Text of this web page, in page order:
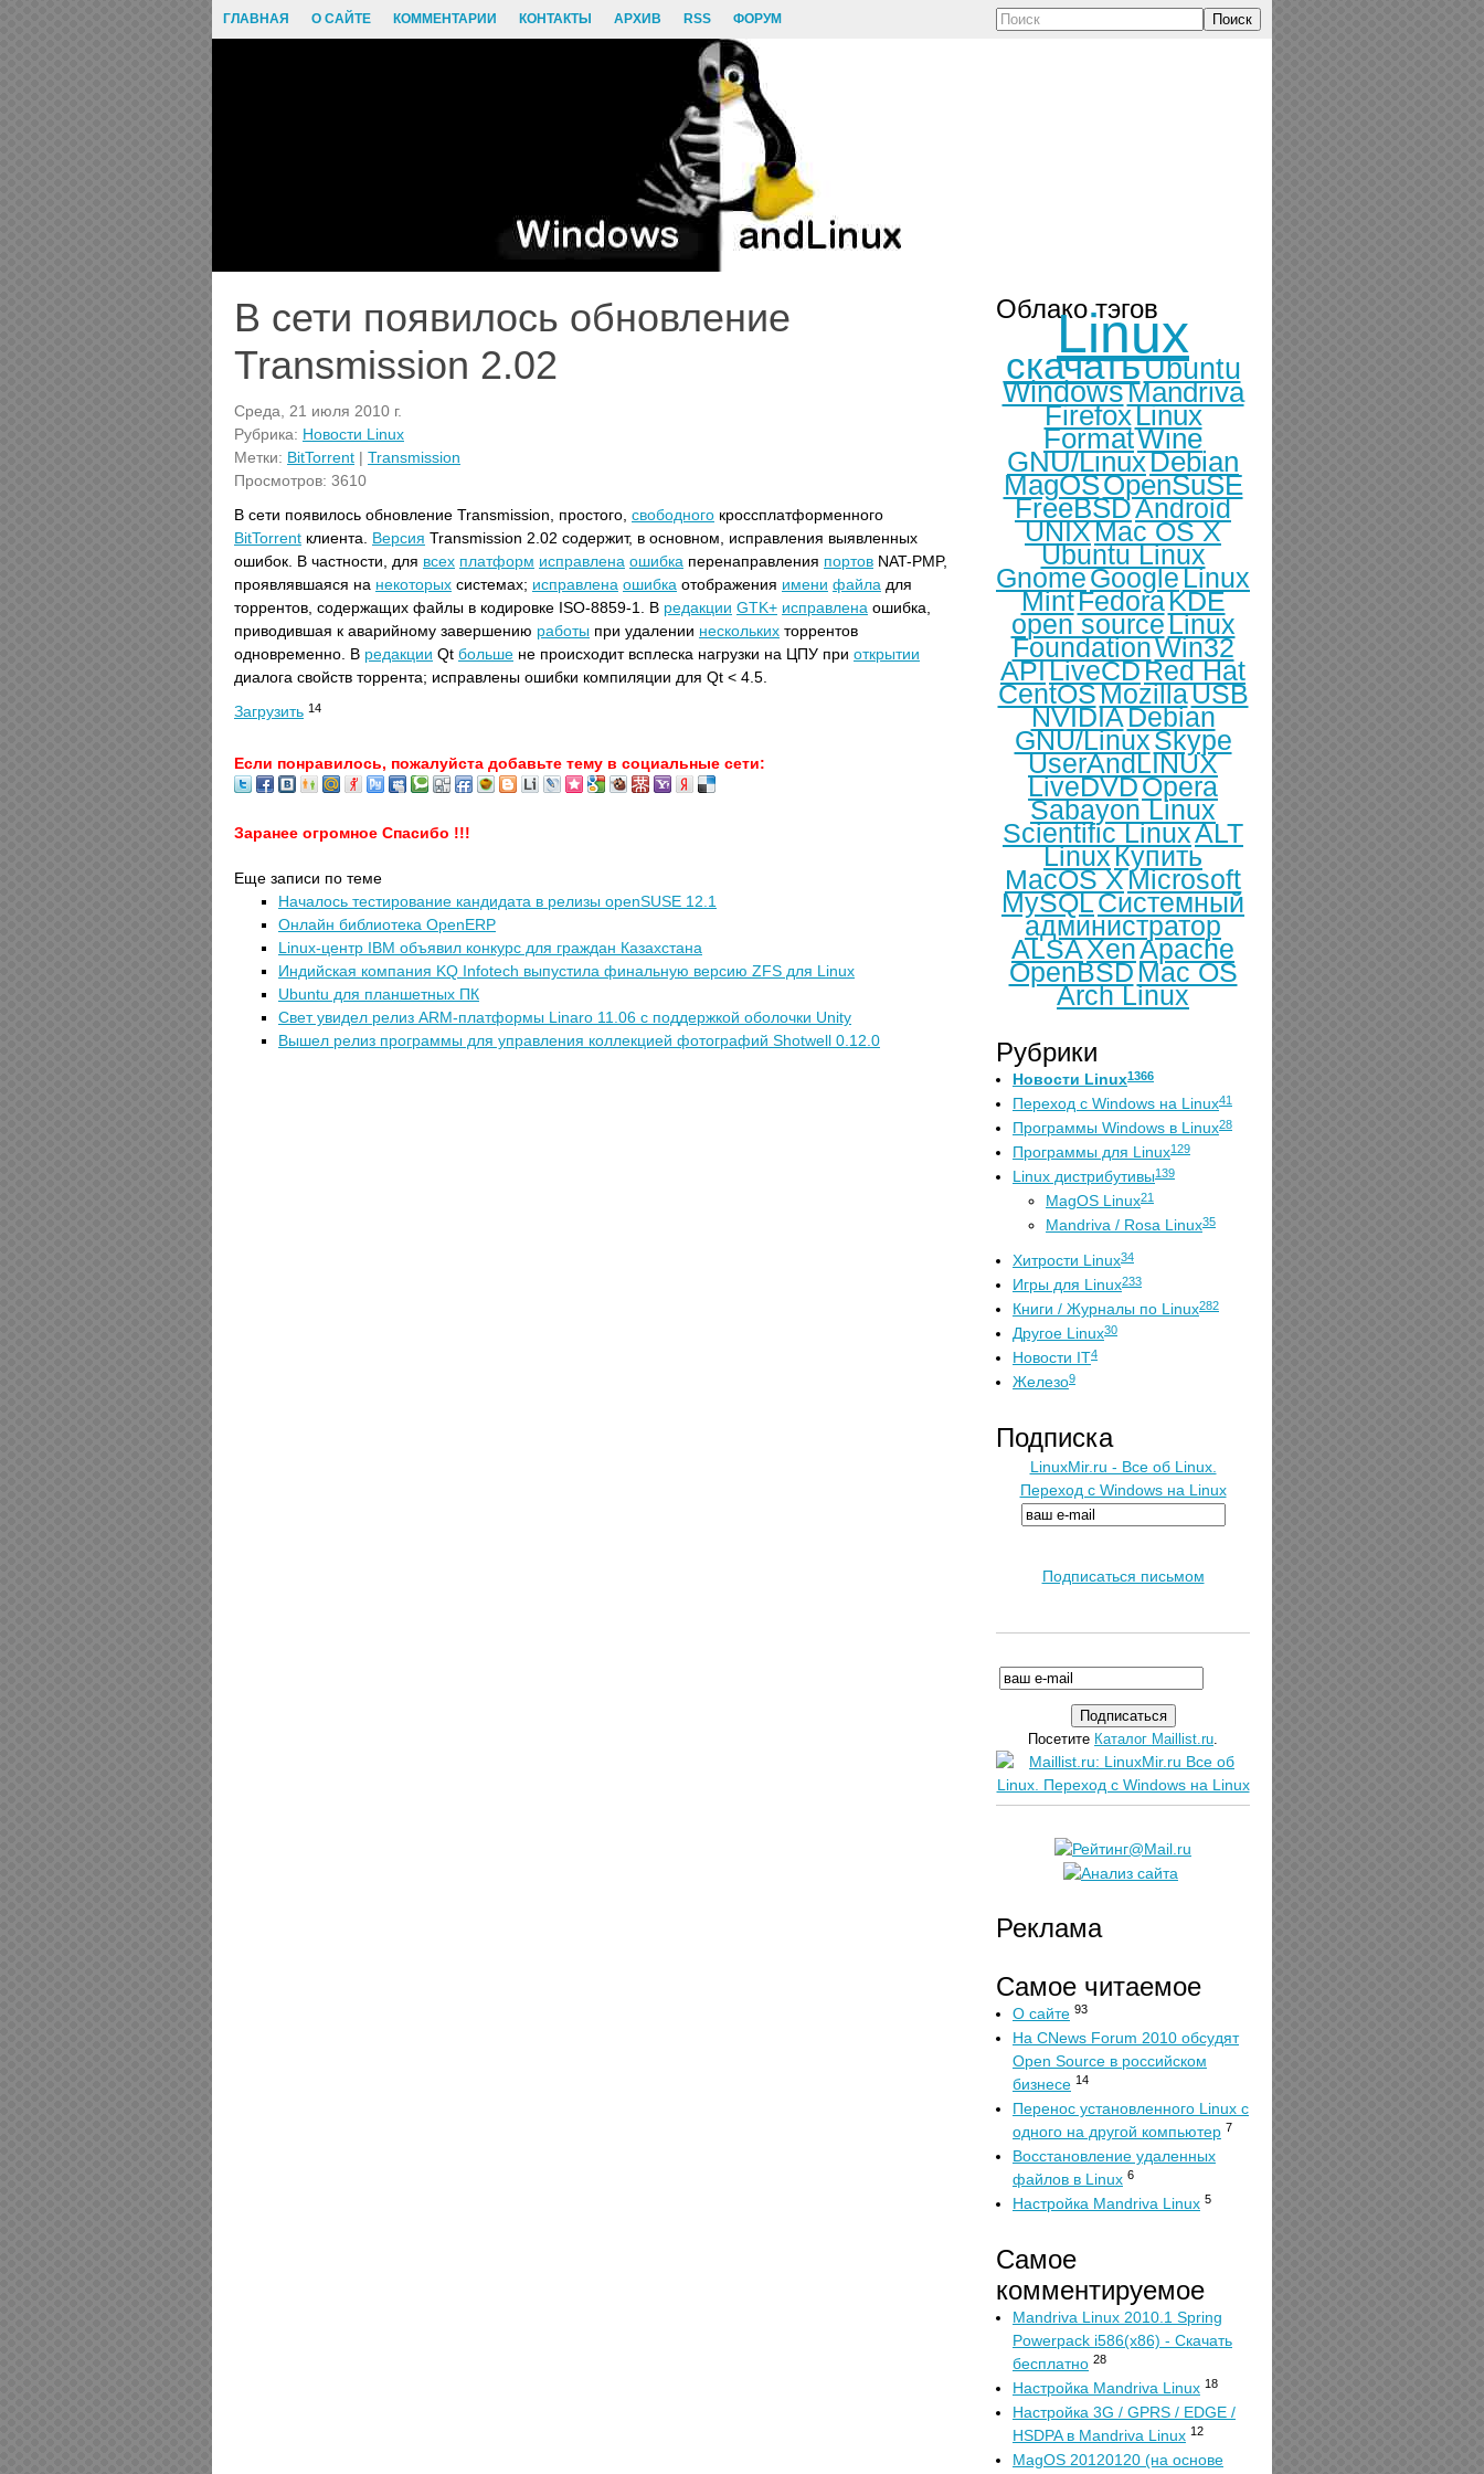
ГЛАВНАЯ О САЙТЕ КОММЕНТАРИИ КОНТАКТЫ АРХИВ RSS ФОРУМ Поиск
В сети появилось обновление
Transmission 2.02
Среда, 21 июля 2010 г.
Рубрика: Новости Linux
Метки: BitTorrent | Transmission
Просмотров: 3610
В сети появилось обновление Transmission, простого, свободного кроссплатформенного
BitTorrent клиента. Версия Transmission 2.02 содержит, в основном, исправления выявленных
ошибок. В частности, для всех платформ исправлена ошибка перенаправления портов NAT-PMP,
проявлявшаяся на некоторых системах; исправлена ошибка отображения имени файла для
торрентов, содержащих файлы в кодировке ISO-8859-1. В редакции GTK+ исправлена ошибка,
приводившая к аварийному завершению работы при удалении нескольких торрентов
одновременно. В редакции Qt больше не происходит всплеска нагрузки на ЦПУ при открытии
диалога свойств торрента; исправлены ошибки компиляции для Qt < 4.5.
Загрузить 14
Если понравилось, пожалуйста добавьте тему в социальные сети:
Заранее огромное Спасибо !!!
Еще записи по теме
Началось тестирование кандидата в релизы openSUSE 12.1
Онлайн библиотека OpenERP
Linux-центр IBM объявил конкурс для граждан Казахстана
Индийская компания KQ Infotech выпустила финальную версию ZFS для Linux
Ubuntu для планшетных ПК
Свет увидел релиз ARM-платформы Linaro 11.06 с поддержкой оболочки Unity
Вышел релиз программы для управления коллекцией фотографий Shotwell 0.12.0
Облако тэгов
Linux
скачатьUbuntu
WindowsMandriva
FirefoxLinux
FormatWine
GNU/LinuxDebian
MagOSOpenSuSE
FreeBSDAndroid
UNIXMac OS X
Ubuntu Linux
GnomeGoogleLinux
MintFedoraKDE
open sourceLinux
FoundationWin32
APILiveCDRed Hat
CentOSMozillaUSB
NVIDIADebian
GNU/LinuxSkype
UserAndLINUX
LiveDVDOpera
Sabayon Linux
Scientific LinuxALT
LinuxКупить
MacOS XMicrosoft
MySQLСистемный
администратор
ALSAXenApache
OpenBSD Mac OS
Arch Linux
Рубрики
Новости Linux1366
Переход с Windows на Linux41
Программы Windows в Linux28
Программы для Linux129
Linux дистрибутивы139
MagOS Linux21
Mandriva / Rosa Linux35
Хитрости Linux34
Игры для Linux233
Книги / Журналы по Linux282
Другое Linux30
Новости IT4
Железо9
Подписка
LinuxMir.ru - Все об Linux.
Переход с Windows на Linux
Подписаться письмом
Посетите Каталог Maillist.ru.
Реклама
Самое читаемое
О сайте 93
На CNews Forum 2010 обсудят
Open Source в российском
бизнесе 14
Перенос установленного Linux с
одного на другой компьютер 7
Восстановление удаленных
файлов в Linux 6
Настройка Mandriva Linux 5
Самое
комментируемое
Mandriva Linux 2010.1 Spring
Powerpack i586(x86) - Скачать
бесплатно 28
Настройка Mandriva Linux 18
Настройка 3G / GPRS / EDGE /
HSDPA в Mandriva Linux 12
MagOS 20120120 (на основе